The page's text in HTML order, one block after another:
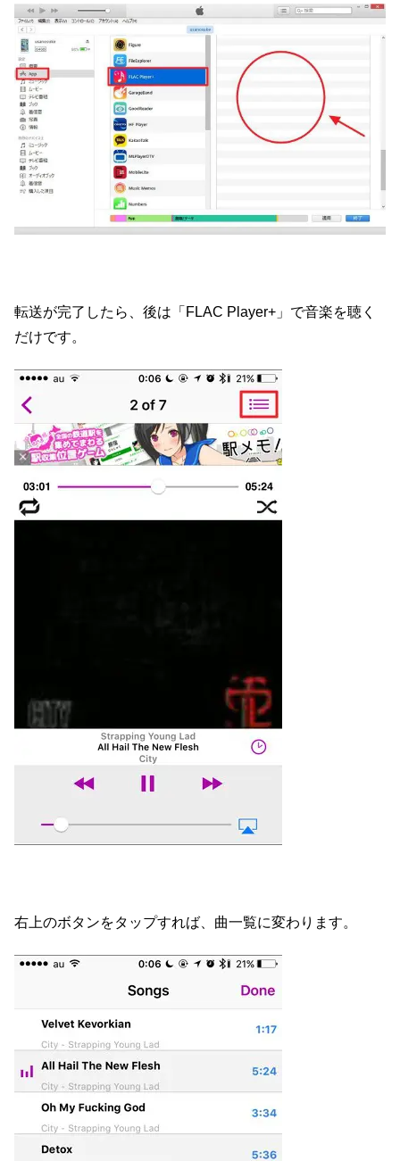
転送が完了したら、後は「FLAC Player+」で音楽を聴く
だけです。
右上のボタンをタップすれば、曲一覧に変わります。